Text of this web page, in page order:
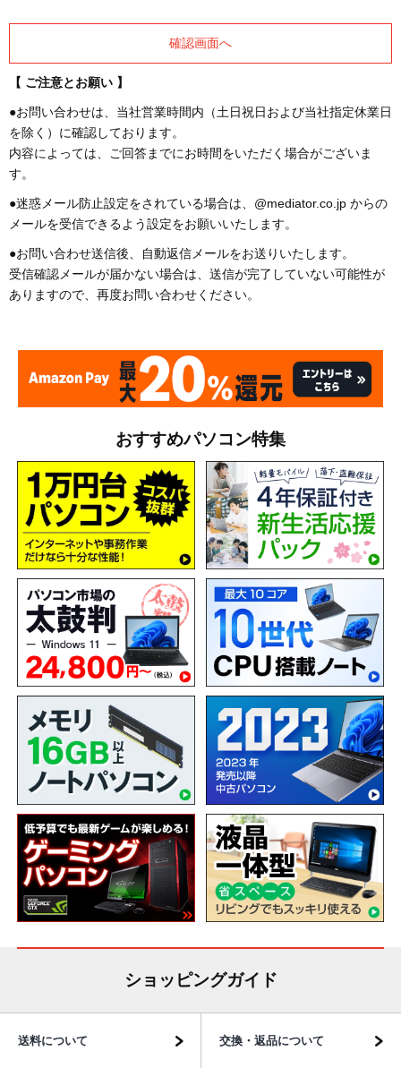
【 ご注意とお願い 】
●お問い合わせは、当社営業時間内（土日祝日および当社指定休業日
を除く）に確認しております。
内容によっては、ご回答までにお時間をいただく場合がございま
す。
●迷惑メール防止設定をされている場合は、@mediator.co.jp からの
メールを受信できるよう設定をお願いいたします。
●お問い合わせ送信後、自動返信メールをお送りいたします。
受信確認メールが届かない場合は、送信が完了していない可能性が
ありますので、再度お問い合わせください。
おすすめパソコン特集
ショッピングガイド
送料について 交換・返品について